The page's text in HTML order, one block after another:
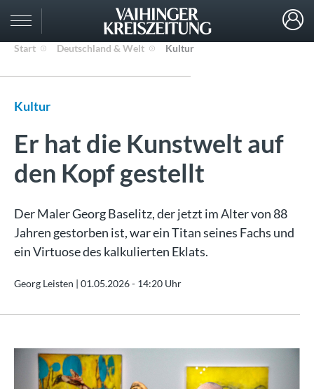
Start Deutschland & Welt Kultur
Kultur
Er hat die Kunstwelt auf
den Kopf gestellt
Der Maler Georg Baselitz, der jetzt im Alter von 88
Jahren gestorben ist, war ein Titan seines Fachs und
ein Virtuose des kalkulierten Eklats.
Georg Leisten | 01.05.2026 - 14:20 Uhr